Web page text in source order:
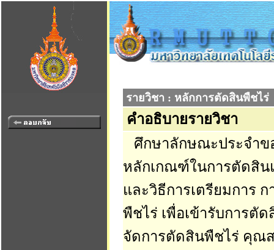
รายวิชา : หลักการตัดสินพืชไร่
คำอธิบายรายวิชา
ศึกษาลักษณะประจำข
หลักเกณฑ์ในการตัดสิ
และวิธีการเตรียมการ
พืชไร่ เพื่อเข้ารับการตั
จัดการตัดสินพืชไร่ คุณ